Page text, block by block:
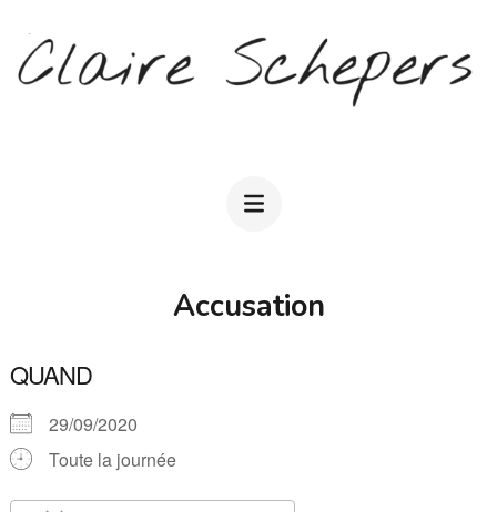
contenu
Accusation
QUAND
29/09/2020
Toute la journée